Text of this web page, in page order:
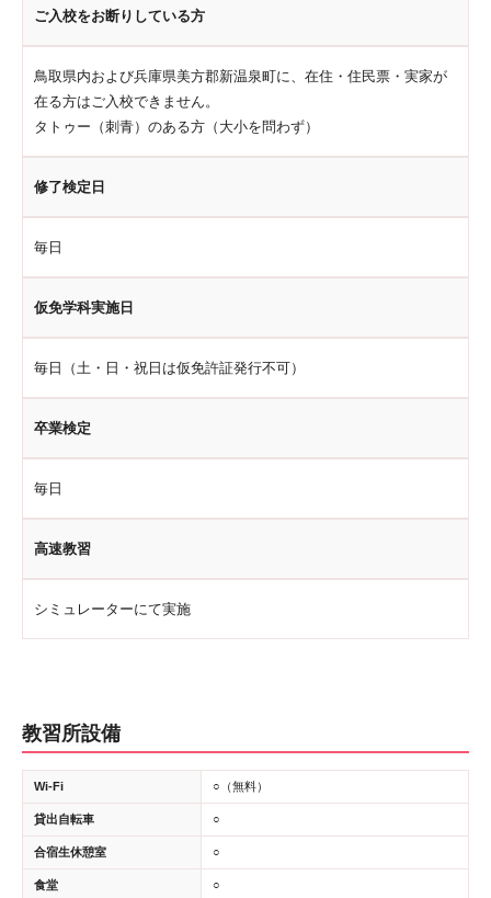
ご入校をお断りしている方
鳥取県内および兵庫県美方郡新温泉町に、在住・住民票・実家が
在る方はご入校できません。
タトゥー（刺青）のある方（大小を問わず）
修了検定日
毎日
仮免学科実施日
毎日（土・日・祝日は仮免許証発行不可）
卒業検定
毎日
高速教習
シミュレーターにて実施
教習所設備
Wi-Fi ○（無料）
貸出自転車 ○
合宿生休憩室 ○
食堂 ○